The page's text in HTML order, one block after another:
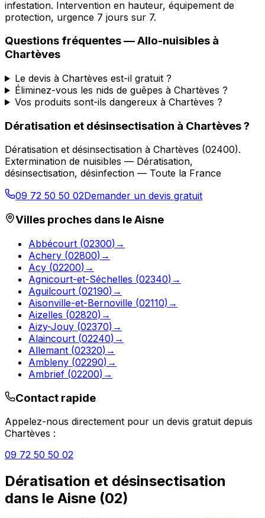
infestation. Intervention en hauteur, équipement de
protection, urgence 7 jours sur 7.
Questions fréquentes —Allo-nuisibles à
Chartèves
Le devis à Chartèves est-il gratuit ?
Éliminez-vous les nids de guêpes à Chartèves ?
Vos produits sont-ils dangereux à Chartèves ?
Dératisation et désinsectisation à Chartèves?
Dératisation et désinsectisation à Chartèves (02400).
Extermination de nuisibles — Dératisation,
désinsectisation, désinfection — Toute la France
09 72 50 50 02Demander un devis gratuit
Villes proches dans leAisne
Abbécourt (02300) →
Achery (02800) →
Acy (02200) →
Agnicourt-et-Séchelles (02340) →
Aguilcourt (02190) →
Aisonville-et-Bernoville (02110) →
Aizelles (02820) →
Aizy-Jouy (02370) →
Alaincourt (02240) →
Allemant (02320) →
Ambleny (02290) →
Ambrief (02200) →
Contact rapide
Appelez-nous directement pour un devis gratuit depuis
Chartèves :
09 72 50 50 02
Dératisation et désinsectisation
dans le Aisne (02)